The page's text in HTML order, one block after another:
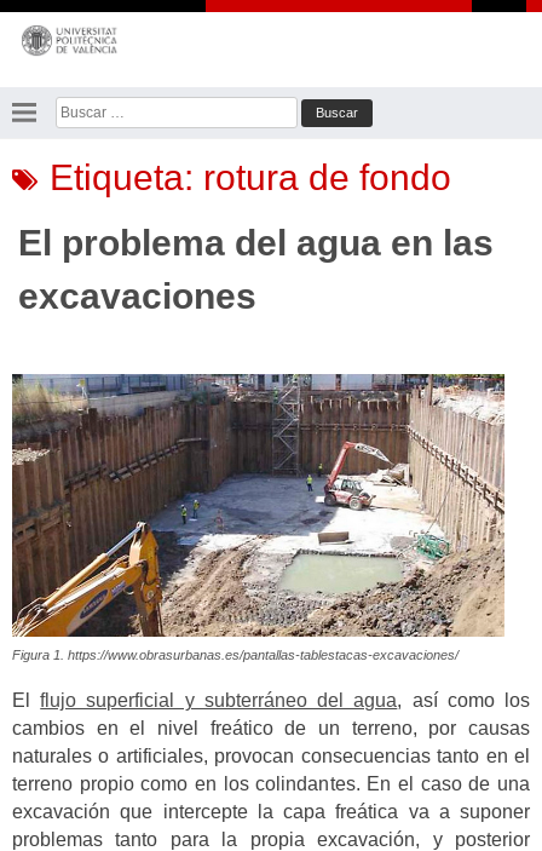
Saltar
contenido
Buscar:
Etiqueta: rotura de fondo
El problema del agua en las
excavaciones
Figura 1. https://www.obrasurbanas.es/pantallas-tablestacas-excavaciones/
Elflujo superficial y subterráneo del agua, así como los
cambios en el nivel freático de un terreno, por causas
naturales o artificiales, provocan consecuencias tanto en el
terreno propio como en los colindantes. En el caso de una
excavación que intercepte la capa freática va a suponer
problemas tanto para la propia excavación, y posterior